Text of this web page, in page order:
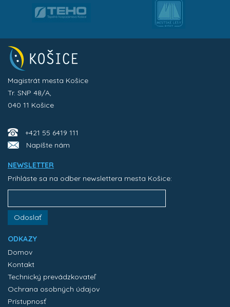
Magistrát mesta Košice
Tr. SNP 48/A,
040 11 Košice
+421 55 6419 111
Napíšte nám
NEWSLETTER
Prihláste sa na odber newslettera mesta Košice:
Odoslať
ODKAZY
Domov
Kontakt
Technický prevádzkovateľ
Ochrana osobných údajov
Prístupnosť